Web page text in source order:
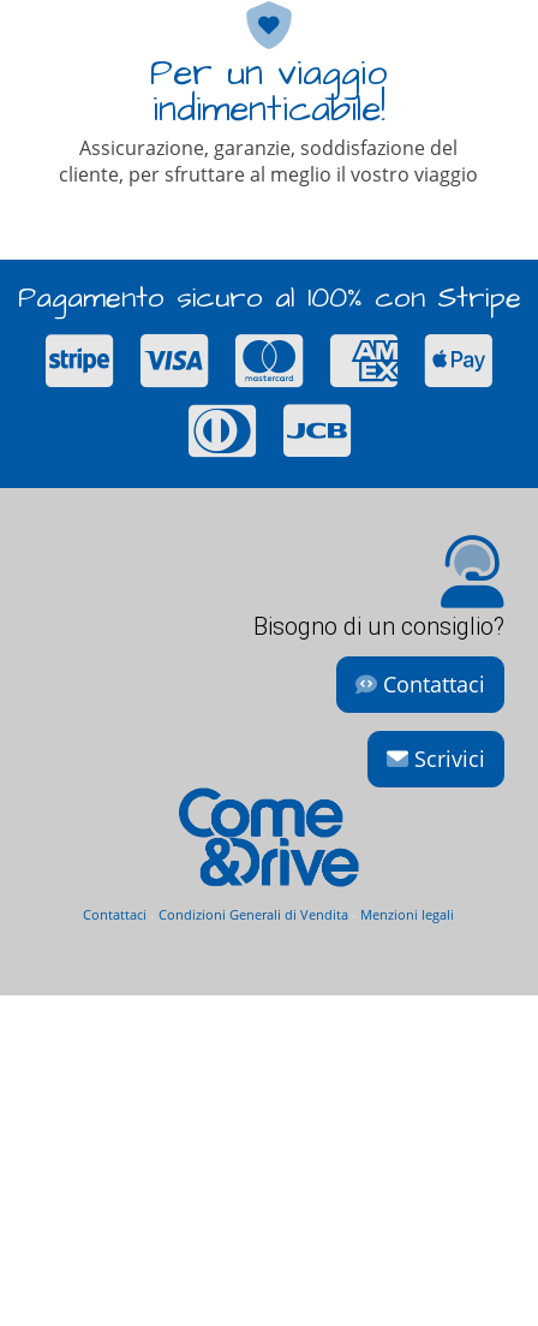
Per un viaggio
indimenticabile!
Assicurazione, garanzie, soddisfazione del
cliente, per sfruttare al meglio il vostro viaggio
Pagamento sicuro al 100% con Stripe
Bisogno di un consiglio?
Contattaci
Scrivici
Contattaci -Condizioni Generali di Vendita Menzioni legali